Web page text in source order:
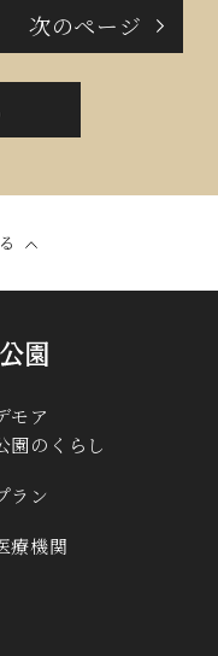
次のページ
モア
園のくらし
ラン
療機関